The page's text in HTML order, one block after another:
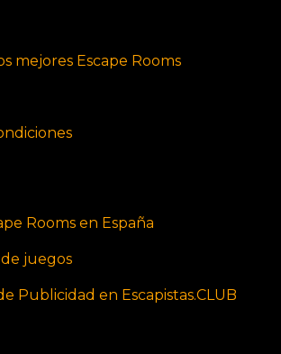
mejores Escape Rooms
Rooms en España
de juegos
Publicidad en Escapistas.CLUB